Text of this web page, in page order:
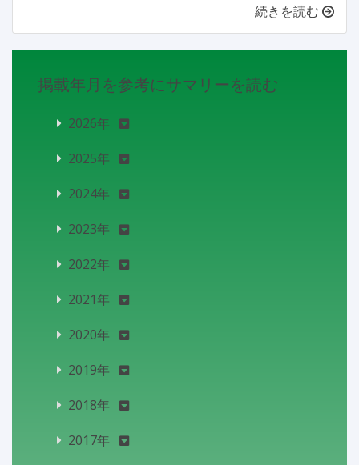
続きを読む
掲載年月を参考にサマリーを読む
2026年
2025年
2024年
2023年
2022年
2021年
2020年
2019年
2018年
2017年